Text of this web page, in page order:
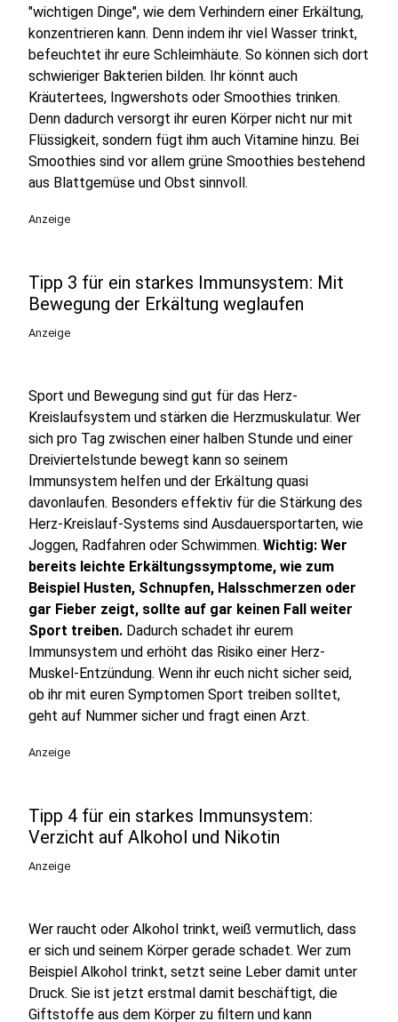
"wichtigen Dinge", wie dem Verhindern einer Erkältung,
konzentrieren kann. Denn indem ihr viel Wasser trinkt,
befeuchtet ihr eure Schleimhäute. So können sich dort
schwieriger Bakterien bilden. Ihr könnt auch
Kräutertees, Ingwershots oder Smoothies trinken.
Denn dadurch versorgt ihr euren Körper nicht nur mit
Flüssigkeit, sondern fügt ihm auch Vitamine hinzu. Bei
Smoothies sind vor allem grüne Smoothies bestehend
aus Blattgemüse und Obst sinnvoll.
Anzeige
Tipp 3 für ein starkes Immunsystem: Mit
Bewegung der Erkältung weglaufen
Anzeige
Sport und Bewegung sind gut für das Herz-
Kreislaufsystem und stärken die Herzmuskulatur. Wer
sich pro Tag zwischen einer halben Stunde und einer
Dreiviertelstunde bewegt kann so seinem
Immunsystem helfen und der Erkältung quasi
davonlaufen. Besonders effektiv für die Stärkung des
Herz-Kreislauf-Systems sind Ausdauersportarten, wie
Joggen, Radfahren oder Schwimmen. Wichtig: Wer
bereits leichte Erkältungssymptome, wie zum
Beispiel Husten, Schnupfen, Halsschmerzen oder
gar Fieber zeigt, sollte auf gar keinen Fall weiter
Sport treiben. Dadurch schadet ihr eurem
Immunsystem und erhöht das Risiko einer Herz-
Muskel-Entzündung. Wenn ihr euch nicht sicher seid,
ob ihr mit euren Symptomen Sport treiben solltet,
geht auf Nummer sicher und fragt einen Arzt.
Anzeige
Tipp 4 für ein starkes Immunsystem:
Verzicht auf Alkohol und Nikotin
Anzeige
Wer raucht oder Alkohol trinkt, weiß vermutlich, dass
er sich und seinem Körper gerade schadet. Wer zum
Beispiel Alkohol trinkt, setzt seine Leber damit unter
Druck. Sie ist jetzt erstmal damit beschäftigt, die
Giftstoffe aus dem Körper zu filtern und kann